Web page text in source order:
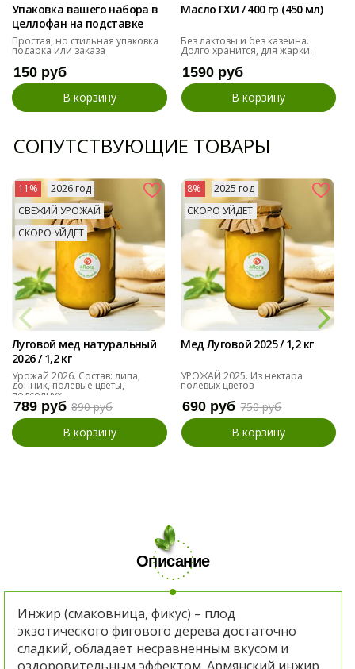
Упаковка вашего набора в
целлофан на подставке
Простая, но стильная упаковка
подарка или заказа
150 руб
В корзину
Масло ГХИ / 400 гр (450 мл)
Без лактозы и без казеина.
Долго хранится, для жарки.
1590 руб
В корзину
СОПУТСТВУЮЩИЕ ТОВАРЫ
11%
2026 год
СВЕЖИЙ УРОЖАЙ
СКОРО УЙДЕТ
Луговой мед натуральный
2026 / 1,2 кг
Урожай 2026. Состав: липа,
донник, полевые цветы,
подсолнух
789 руб 890 руб
В корзину
8%
2025 год
СКОРО УЙДЕТ
Мед Луговой 2025 / 1,2 кг
УРОЖАЙ 2025. Из нектара
полевых цветов
690 руб 750 руб
В корзину
Описание
Инжир (смаковница, фикус) – плод
экзотического фигового дерева достаточно
сладкий, обладает несравненным вкусом и